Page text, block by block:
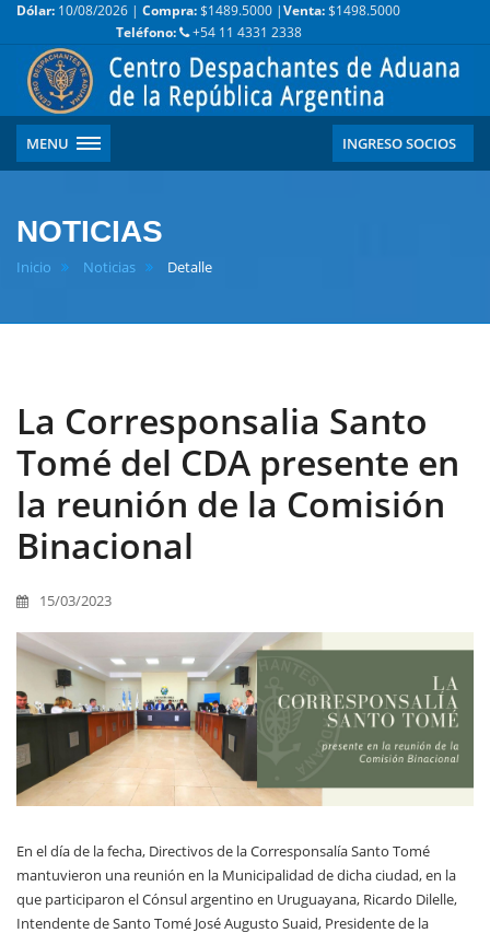
Dólar: 10/08/2026 | Compra:$1489.5000 |Venta:$1498.5000
Teléfono:
+54 11 4331 2338
MENU INGRESO SOCIOS
NOTICIAS
Inicio Noticias Detalle
La Corresponsalia Santo
Tomé del CDA presente en
la reunión de la Comisión
Binacional
15/03/2023
En el día de la fecha, Directivos de la Corresponsalía Santo Tomé
mantuvieron una reunión en la Municipalidad de dicha ciudad, en la
que participaron el Cónsul argentino en Uruguayana, Ricardo Dilelle,
Intendente de Santo Tomé José Augusto Suaid, Presidente de la